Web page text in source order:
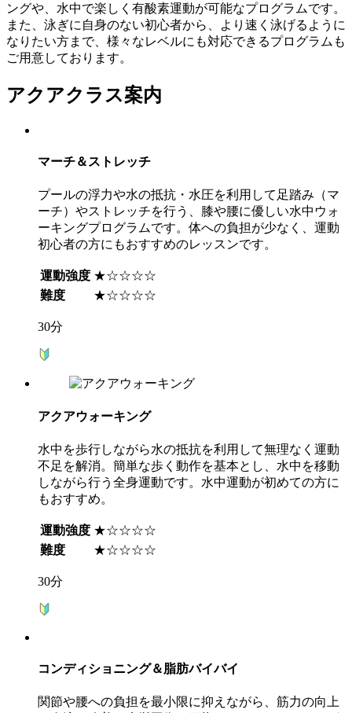
ングや、水中で楽しく有酸素運動が可能なプログラムです。
また、泳ぎに自身のない初心者から、より速く泳げるように
なりたい方まで、様々なレベルにも対応できるプログラムも
ご用意しております。
アクアクラス案内
マーチ＆ストレッチ
プールの浮力や水の抵抗・水圧を利用して足踏み（マ
ーチ）やストレッチを行う、膝や腰に優しい水中ウォ
ーキングプログラムです。体への負担が少なく、運動
初心者の方にもおすすめのレッスンです。
運動強度 ★☆☆☆☆
難度
★☆☆☆☆
30分
アクアウォーキング
水中を歩行しながら水の抵抗を利用して無理なく運動
不足を解消。簡単な歩く動作を基本とし、水中を移動
しながら行う全身運動です。水中運動が初めての方に
もおすすめ。
運動強度 ★☆☆☆☆
難度
★☆☆☆☆
30分
コンディショニング＆脂肪バイバイ
関節や腰への負担を最小限に抑えながら、筋力の向上